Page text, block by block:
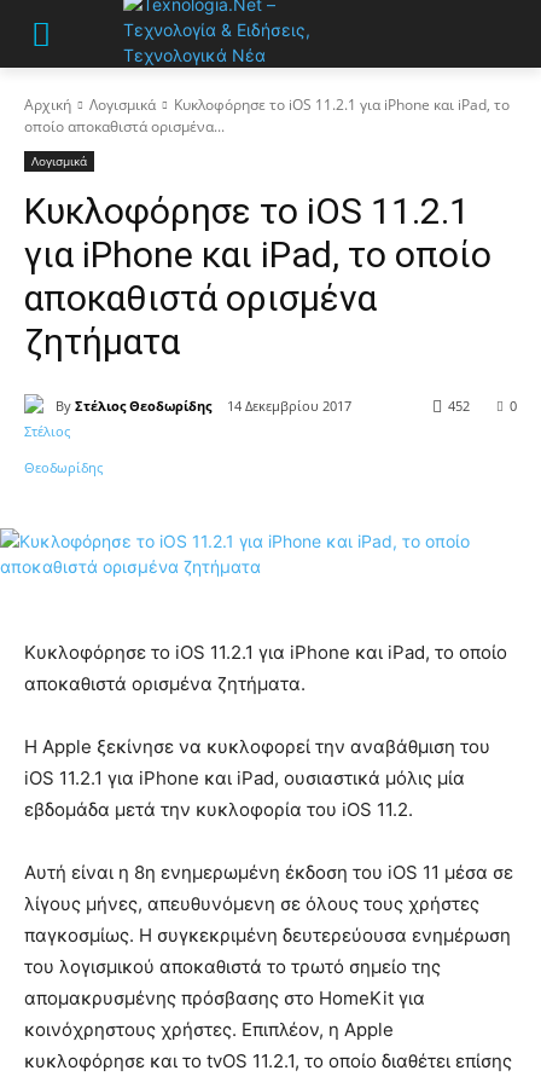
Αρχική Λογισμικά
Κυκλοφόρησε το iOS 11.2.1 για iPhone και iPad, το
οποίο αποκαθιστά ορισμένα...
Λογισμικά
Κυκλοφόρησε το iOS 11.2.1
για iPhone και iPad, το οποίο
αποκαθιστά ορισμένα
ζητήματα
By Στέλιος Θεοδωρίδης 14 Δεκεμβρίου 2017 0
452
Κυκλοφόρησε το iOS 11.2.1 για iPhone και iPad, το οποίο
αποκαθιστά ορισμένα ζητήματα.
Η Apple ξεκίνησε να κυκλοφορεί την αναβάθμιση του
iOS 11.2.1 για iPhone και iPad, ουσιαστικά μόλις μία
εβδομάδα μετά την κυκλοφορία του iOS 11.2.
Αυτή είναι η 8η ενημερωμένη έκδοση του iOS 11 μέσα σε
λίγους μήνες, απευθυνόμενη σε όλους τους χρήστες
παγκοσμίως. Η συγκεκριμένη δευτερεύουσα ενημέρωση
του λογισμικού αποκαθιστά το τρωτό σημείο της
απομακρυσμένης πρόσβασης στο HomeKit για
κοινόχρηστους χρήστες. Επιπλέον, η Apple
κυκλοφόρησε και το tvOS 11.2.1, το οποίο διαθέτει επίσης